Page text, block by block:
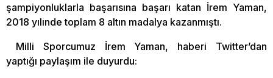
şampiyonluklarla başarısına başarı katan İrem Yaman,
2018 yılınde toplam 8 altın madalya kazanmıştı.
Milli Sporcumuz İrem Yaman, haberi Twitter’dan
yaptığı paylaşım ile duyurdu: